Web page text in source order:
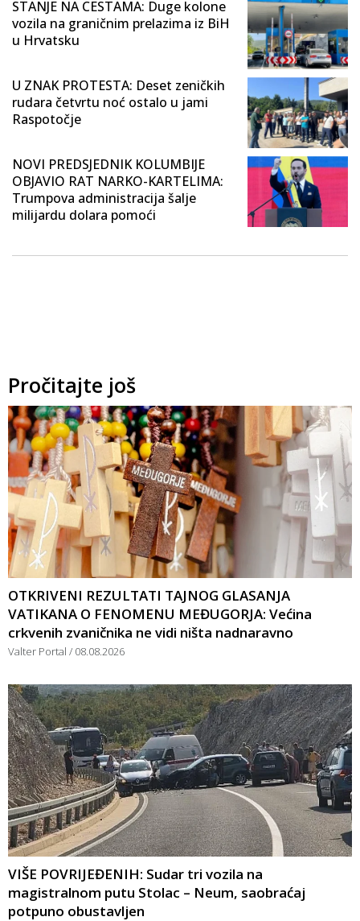
STANJE NA CESTAMA: Duge kolone
vozila na graničnim prelazima iz BiH
u Hrvatsku
U ZNAK PROTESTA: Deset zeničkih
rudara četvrtu noć ostalo u jami
Raspotočje
NOVI PREDSJEDNIK KOLUMBIJE
OBJAVIO RAT NARKO-KARTELIMA:
Trumpova administracija šalje
milijardu dolara pomoći
Pročitajte još
OTKRIVENI REZULTATI TAJNOG GLASANJA
VATIKANA O FENOMENU MEĐUGORJA: Većina
crkvenih zvaničnika ne vidi ništa nadnaravno
Valter Portal 08.08.2026
VIŠE POVRIJEĐENIH: Sudar tri vozila na
magistralnom putu Stolac – Neum, saobraćaj
potpuno obustavljen